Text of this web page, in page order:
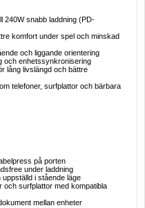
240W snabb laddning (PD-
komfort under spel och minskad
och liggande orientering
och enhetssynkronisering
lång livslängd och bättre
telefoner, surfplattor och bärbara
på porten
under laddning
i stående läge
och surfplattor med kompatibla
mellan enheter